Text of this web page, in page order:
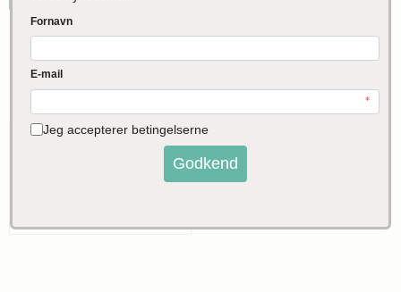
Økologisk Pulled
Pork af Poppelgris